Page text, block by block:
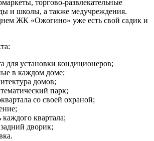
торгово-развлекательные
и школы, а также медучреждения.
ЖК «Ожогино» уже есть свой садик и
для установки кондиционеров;
в каждом доме;
домов;
парк;
со своей охраной;
квартала;
дворик;